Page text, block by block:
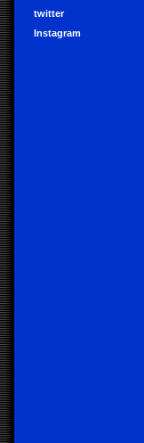
twitter
Instagram